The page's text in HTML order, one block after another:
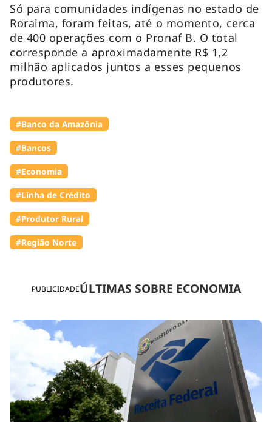
PUBLICIDADEÚLTIMAS SOBRE ECONOMIA
Só para comunidades indígenas no estado de
Roraima, foram feitas, até o momento, cerca
de 400 operações com o Pronaf B. O total
corresponde a aproximadamente R$ 1,2
milhão aplicados juntos a esses pequenos
produtores.
#Banco da Amazônia
#Bancos
#Economia
#Linha de Crédito
#Produtor Rural
#Região Norte